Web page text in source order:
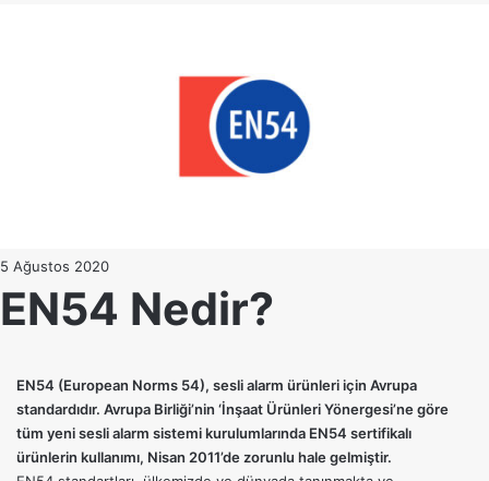
5 Ağustos 2020
EN54 Nedir?
EN54 (European Norms 54), sesli alarm ürünleri için Avrupa
standardıdır. Avrupa Birliği’nin ‘İnşaat Ürünleri Yönergesi’ne göre
tüm yeni sesli alarm sistemi kurulumlarında EN54 sertifikalı
ürünlerin kullanımı, Nisan 2011’de zorunlu hale gelmiştir.